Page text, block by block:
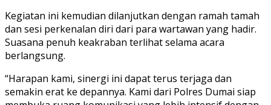
Kegiatan ini kemudian dilanjutkan dengan ramah tamah
dan sesi perkenalan diri dari para wartawan yang hadir.
Suasana penuh keakraban terlihat selama acara
berlangsung.
“Harapan kami, sinergi ini dapat terus terjaga dan
semakin erat ke depannya. Kami dari Polres Dumai siap